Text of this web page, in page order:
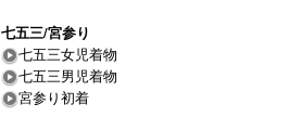
七五三/宮参り
七五三女児着物
七五三男児着物
宮参り初着